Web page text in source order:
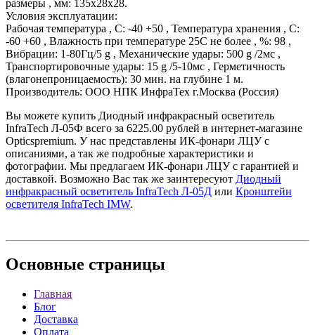
размеры , мм: 135х28х28.
Условия эксплуатации:
Рабочая температура , С: -40 +50 , Температура хранения , С:
-60 +60 , Влажность при температуре 25С не более , %: 98 ,
Вибрации: 1-80Гц/5 g , Механические удары: 500 g /2мс ,
Транспортировочные удары: 15 g /5-10мс , Герметичность
(влагонепроницаемость): 30 мин. на глубине 1 м.
Производитель: ООО НПК ИнфраТех г.Москва (Россия)
Вы можете купить Диодный инфракрасный осветитель
InfraTech Л-05Ф всего за 6225.00 рублей в интернет-магазине
Opticspremium. У нас представлены ИК-фонари ЛЦУ с
описаниями, а так же подробные характеристики и
фотографии. Мы предлагаем ИК-фонари ЛЦУ с гарантией и
доставкой. Возможно Вас так же заинтересуют Диодный
инфракрасный осветитель InfraTech Л-05Д или Кронштейн
осветителя InfraTech IMW.
Основные страницы
Главная
Блог
Доставка
Оплата